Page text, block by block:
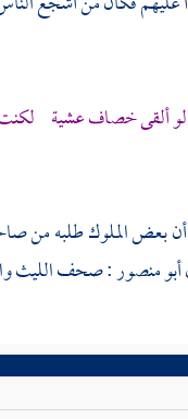
لو ألقى خصاف عشية
الملوك طلبه من
أبو منصور: صحفالليث